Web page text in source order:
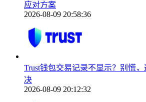
应对方案
2026-08-09 20:58:36
Trust钱包交易记录不显示？别慌
决
2026-08-09 20:12:32